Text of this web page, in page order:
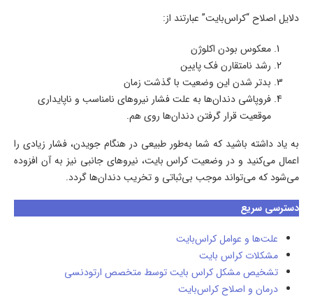
دلایل اصلاح “کراس‌بایت” عبارتند از:
معکوس بودن اکلوژن
رشد نامتقارن فک پایین
بدتر شدن این وضعیت با گذشت زمان
فروپاشی دندان‌ها به علت فشار نیروهای نامناسب و ناپایداری
موقعیت قرار گرفتن دندان‌ها روی هم.
به یاد داشته باشید که شما به‌طور طبیعی در هنگام جویدن، فشار زیادی را
اعمال می‌کنید و در وضعیت کراس‌ بایت، نیروهای جانبی نیز به آن افزوده
می‌شود که می‌تواند موجب بی‌ثباتی و تخریب دندان‌ها گردد.
دسترسی سریع
علت‌ها و عوامل کراس‌بایت
مشکلات کراس بایت
تشخیص مشکل کراس بایت توسط متخصص ارتودنسی
درمان و اصلاح کراس‌بایت